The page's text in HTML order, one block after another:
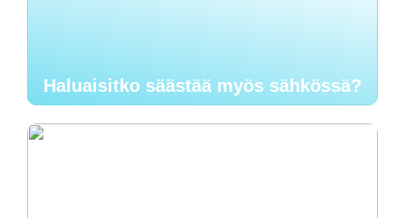
Haluaisitko säästää myös sähkössä?